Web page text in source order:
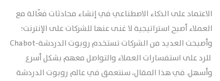
الاعتماد على الذكاء الاصطناعي في إنشاء محادثات فعّالة مع
العملاء أصبح استراتيجية لا غنى عنها للشركات على الإنترنت؛
وأصبحت العديد من الشركات تستخدم روبوت الدردشة-Chabot
للرد على استفسارات العملاء والتواصل معهم بشكل أسرع
وأسهل. في هذا المقال، سنتعمق في عالم روبوت الدردشة